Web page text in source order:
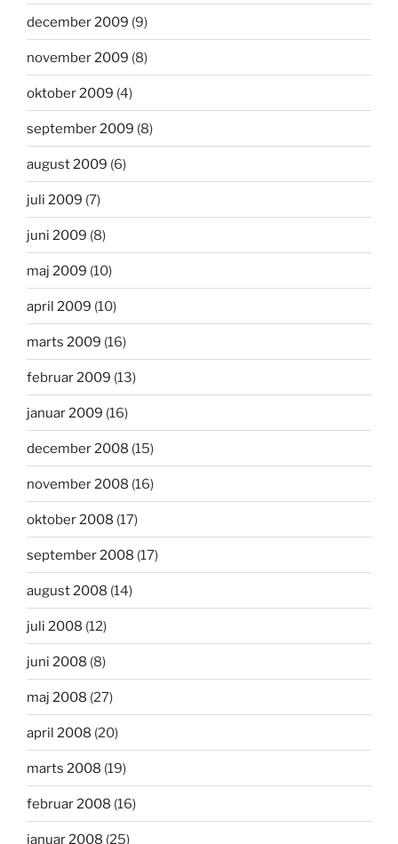
december 2009 (9)
november 2009 (8)
oktober 2009 (4)
september 2009 (8)
august 2009 (6)
juli 2009 (7)
juni 2009 (8)
maj 2009 (10)
april 2009 (10)
marts 2009 (16)
februar 2009 (13)
januar 2009 (16)
december 2008 (15)
november 2008 (16)
oktober 2008 (17)
september 2008 (17)
august 2008 (14)
juli 2008 (12)
juni 2008 (8)
maj 2008 (27)
april 2008 (20)
marts 2008 (19)
februar 2008 (16)
januar 2008 (25)